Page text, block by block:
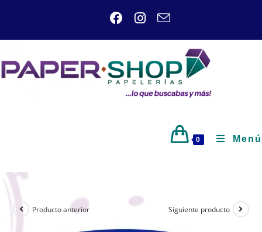
0 Menú
Producto anterior Siguiente producto